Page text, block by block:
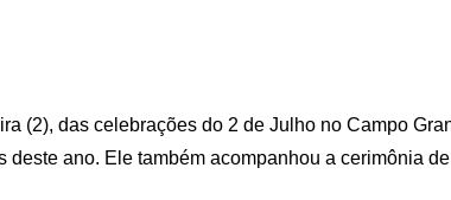
(2), das celebrações do 2 de Julho no Campo
ano. Ele também acompanhou a cerimônia